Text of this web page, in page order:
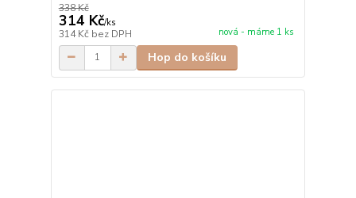
338 Kč
314 Kč/ks
314 Kč bez DPH nová - máme 1 ks
Hop do košíku